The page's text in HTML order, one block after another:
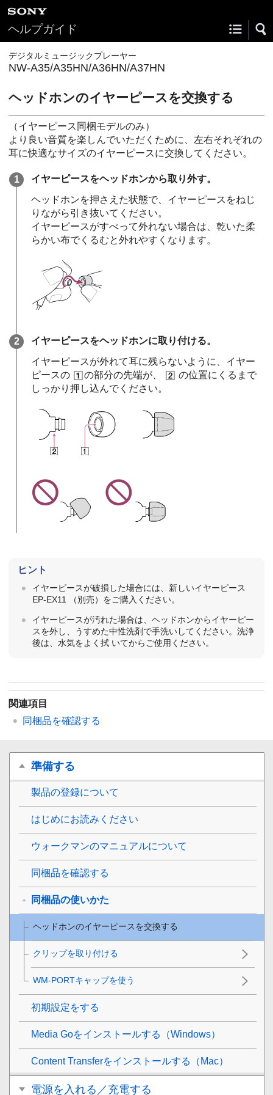
ヘルプガイド
デジタルミュージックプレーヤー
NW-A35/A35HN/A36HN/A37HN
ヘッドホンのイヤーピースを交換する
（イヤーピース同梱モデルのみ）
より良い音質を楽しんでいただくために、左右それぞれの
耳に快適なサイズのイヤーピースに交換してください。
イヤーピースをヘッドホンから取り外す。
ヘッドホンを押さえた状態で、イヤーピースをねじ
りながら引き抜いてください。
イヤーピースがすべって外れない場合は、乾いた柔
らかい布でくるむと外れやすくなります。
イヤーピースをヘッドホンに取り付ける。
イヤーピースが外れて耳に残らないように、イヤー
ピースの
の部分の先端が、
の位置にくるまで
しっかり押し込んでください。
ヒント
イヤーピースが破損した場合には、新しいイヤーピース
EP-EX11 （別売）をご購入ください。
イヤーピースが汚れた場合は、ヘッドホンからイヤーピー
スを外し、うすめた中性洗剤で手洗いしてください。洗浄
後は、水気をよく拭 いてからご使用ください。
関連項目
同梱品を確認する
準備する
製品の登録について
はじめにお読みください
ウォークマンのマニュアルについて
同梱品を確認する
同梱品の使いかた
ヘッドホンのイヤーピースを交換する
クリップを取り付ける
WM-PORTキャップを使う
初期設定をする
Media Goをインストールする（Windows）
Content Transferをインストールする（Mac）
電源を入れる／充電する